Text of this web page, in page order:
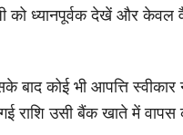
को ध्यानपूर्वक देखें और केवल
कोई भी आपत्ति स्वीकार
राशि उसी बैंक खाते में वापस